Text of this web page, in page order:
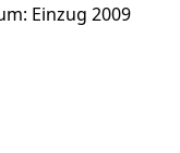
Einzug 2009